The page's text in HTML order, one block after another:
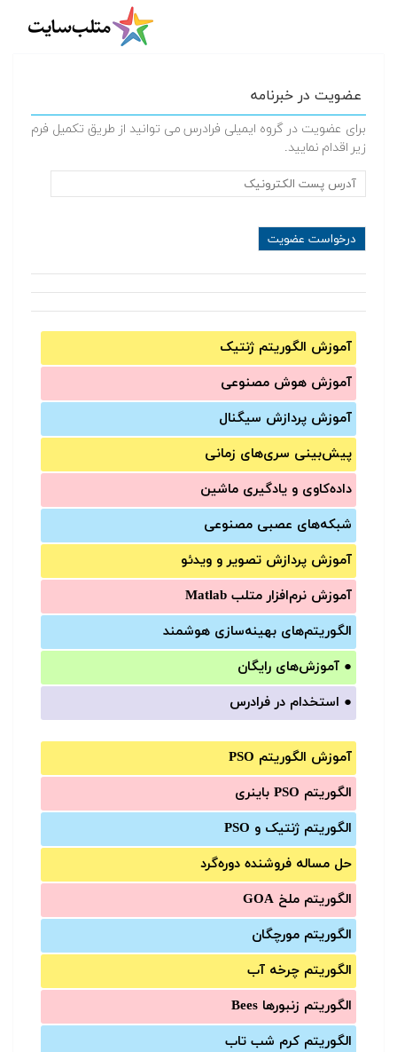
عضویت در خبرنامه
برای عضویت در گروه ایمیلی فرادرس می توانید از طریق تکمیل فرم
زیر اقدام نمایید.
آموزش الگوریتم ژنتیک
آموزش‌ هوش مصنوعی
آموزش‌ پردازش سیگنال
پیش‌‌بینی سری‌‌های زمانی
داده‌کاوی و یادگیری ماشین
شبکه‌های عصبی مصنوعی
آموزش‌ پردازش تصویر و ویدئو
آموزش‌ نرم‌افزار متلب Matlab
الگوریتم‌های بهینه‌سازی هوشمند
● آموزش‌های رایگان
● استخدام در فرادرس
آموزش الگوریتم PSO
الگوریتم PSO باینری
الگوریتم ژنتیک و PSO
حل مساله فروشنده دوره‌گرد
الگوریتم ملخ GOA
الگوریتم مورچگان
الگوریتم چرخه آب
الگوریتم زنبورها Bees
الگوریتم کرم شب تاب